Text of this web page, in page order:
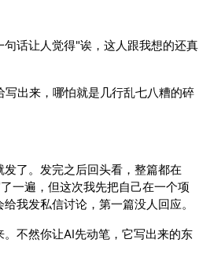
话让人觉得"诶，这人跟我想的还真
出来，哪怕就是几行乱七八糟的碎
了。发完之后回头看，整篇都在
一遍，但这次我先把自己在一个项
我发私信讨论，第一篇没人回应。
不然你让AI先动笔，它写出来的东